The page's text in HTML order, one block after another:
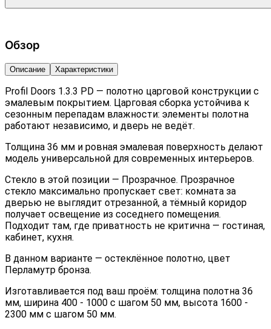
Обзор
Описание Характеристики
Profil Doors 1.3.3 PD — полотно царговой конструкции с
эмалевым покрытием. Царговая сборка устойчива к
сезонным перепадам влажности: элементы полотна
работают независимо, и дверь не ведёт.
Толщина 36 мм и ровная эмалевая поверхность делают
модель универсальной для современных интерьеров.
Стекло в этой позиции — Прозрачное. Прозрачное
стекло максимально пропускает свет: комната за
дверью не выглядит отрезанной, а тёмный коридор
получает освещение из соседнего помещения.
Подходит там, где приватность не критична — гостиная,
кабинет, кухня.
В данном варианте — остеклённое полотно, цвет
Перламутр бронза.
Изготавливается под ваш проём: толщина полотна 36
мм, ширина 400 - 1000 с шагом 50 мм, высота 1600 -
2300 мм с шагом 50 мм.